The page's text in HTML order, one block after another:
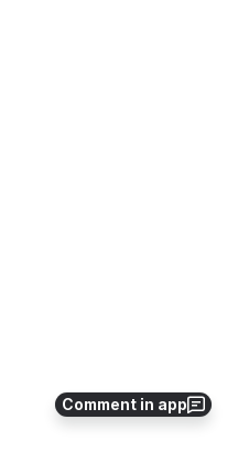
Comment in app